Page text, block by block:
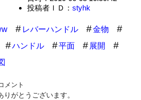
投稿者ＩＤ： styhk
レバーハンドル
金物
ハンドル 平面
展開
メント
がとうございます。